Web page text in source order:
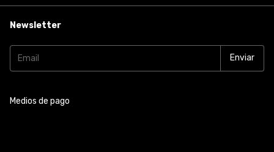
Newsletter
Medios de pago